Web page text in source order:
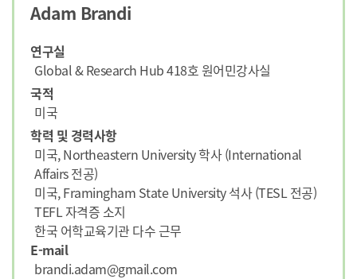
Adam Brandi
연구실
Global & Research Hub 418호 원어민강사실
국적
미국
학력 및 경력사항
미국, Northeastern University 학사 (International
Affairs 전공)
미국, Framingham State University 석사 (TESL 전공)
TEFL 자격증 소지
한국 어학교육기관 다수 근무
E-mail
brandi.adam@gmail.com